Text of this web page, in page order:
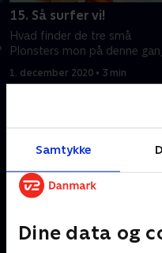
Samtykke
Dine data og
15. Så surfer vi!
Hvad finder de tre små
Plonsters mon på denne
1. december 2020 • 3 min
Andre så også